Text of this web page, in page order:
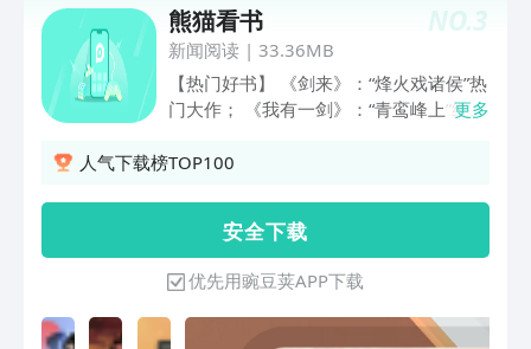
~o(≧ω≦)o
NO.3
熊猫看书
新闻阅读| 33.36MB
【热门好书】 《剑来》：“烽火戏诸侯”热
门大作； 《我有一剑》：“青鸾峰上”继
邪神》：“火星引力”玄幻巨作； 《剑道第
云再起，热血到底，燃爆都市； 《超能
星武》：茫茫星空，有我无敌； 《踏
星》：星际战争，燃爆全场；
更多
人气下载榜TOP100
安 全 下 载
优先用豌豆荚APP下载